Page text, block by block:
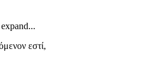
εστί,